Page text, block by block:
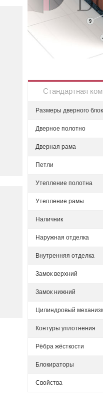
Стандартная
Размеры дверного
Дверное полотно
Дверная рама
Петли
Утепление полотна
Утепление рамы
Наличник
Наружная отделка
Внутренняя отделка
Замок верхний
Замок нижний
Цилиндровый
Контуры уплотнения
Рёбра жёсткости
Блокираторы
Свойства